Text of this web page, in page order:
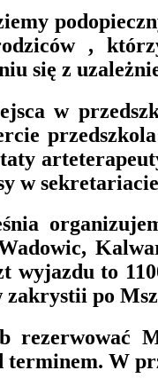
,
się z
w
w
wyjazdu to
po
rezerwować
W